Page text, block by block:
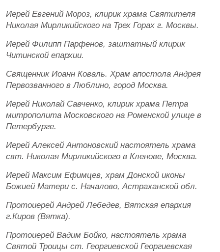
Иерей Евгений Мороз, клирик храма Святителя
Николая Мирликийского на Трех Горах г. Москвы.
Иерей Филипп Парфенов, заштатный клирик
Читинской епархии.
Священник Иоанн Коваль. Храм апостола Андрея
Первозванного в Люблино, город Москва.
Иерей Николай Савченко, клирик храма Петра
митрополита Московского на Роменской улице в
Петербурге.
Иерей Алексей Антоновский настоятель храма
свт. Николая Мирликийского в Кленове, Москва.
Иерей Максим Ефимцев, храм Донской иконы
Божией Матери с. Началово, Астраханской обл.
Протоиерей Андрей Лебедев, Вятская епархия
г.Киров (Вятка).
Протоиерей Вадим Бойко, настоятель храма
Святой Троицы ст. Георгиевской Георгиевская